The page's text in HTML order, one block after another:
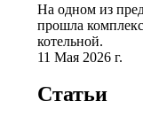
На одном из
прошла
котельной.
11 Мая 2026 г.
Статьи